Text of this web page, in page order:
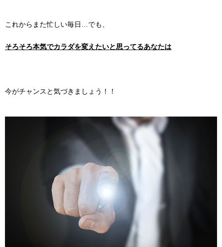
これからまた忙しい毎日…でも、
そろそろ本気でカラダを変えたいと思ってるあなたは
今がチャンスと気づきましょう！！